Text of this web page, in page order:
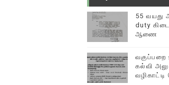
55 வயது
duty
ஆணை
வகுப்பறை
கல்வி